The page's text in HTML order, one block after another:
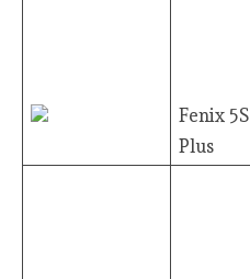
Fenix 5S
Plus